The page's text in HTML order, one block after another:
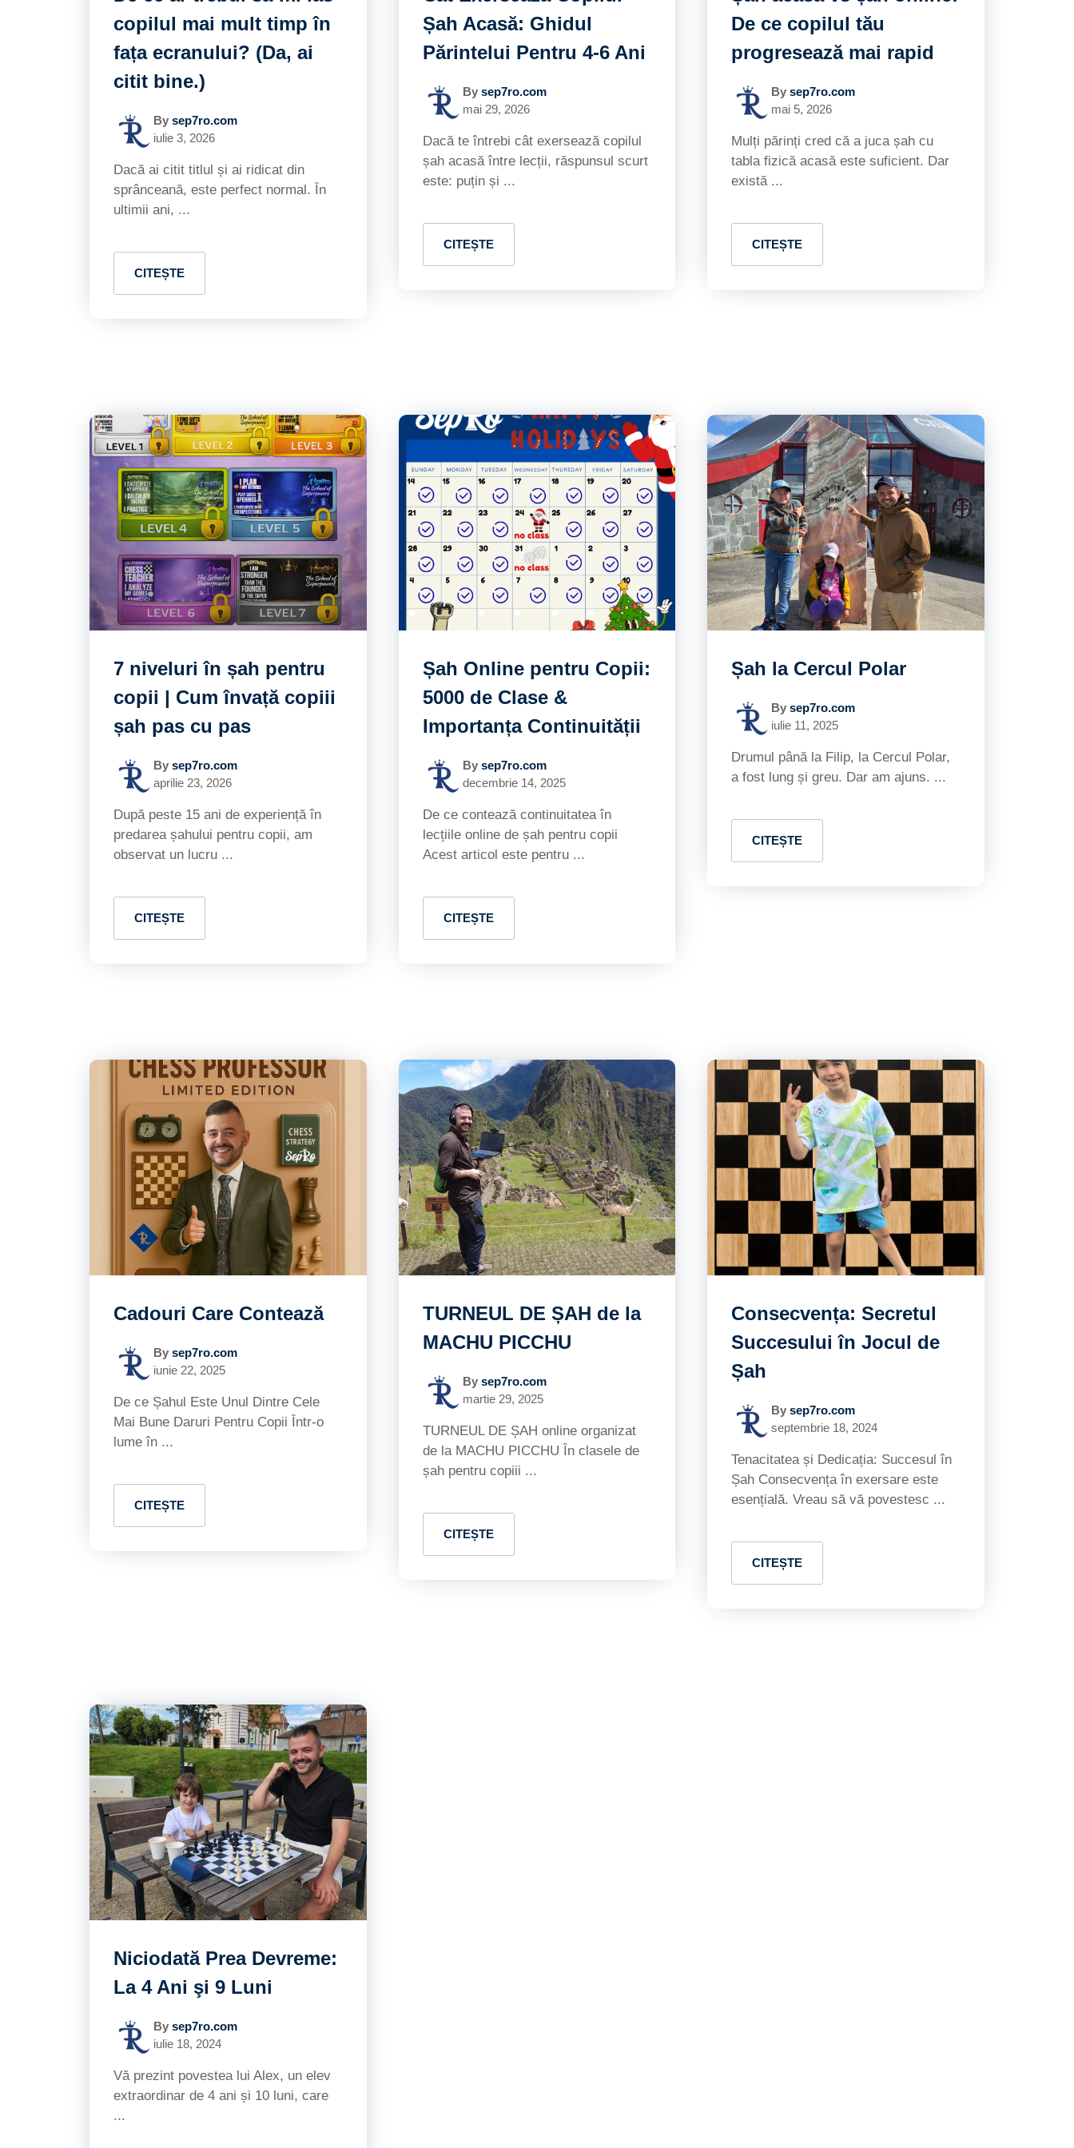
copilul mai mult timp în
fața ecranului? (Da, ai
citit bine.)
By sep7ro.com
iulie 3, 2026
Dacă ai citit titlul și ai ridicat din
sprânceană, este perfect normal. În
ultimii ani, ...
CITEȘTE
Șah Acasă: Ghidul
Părintelui Pentru 4-6 Ani
By sep7ro.com
mai 29, 2026
Dacă te întrebi cât exersează copilul
șah acasă între lecții, răspunsul scurt
este: puțin și ...
CITEȘTE
De ce copilul tău
progresează mai rapid
Bysep7ro.com
mai 5, 2026
Mulți părinți cred că a juca șah cu
tabla fizică acasă este suficient. Dar
există ...
CITEȘTE
7 niveluri în șah pentru
copii | Cum învață copiii
șah pas cu pas
By sep7ro.com
aprilie 23, 2026
După peste 15 ani de experiență în
predarea șahului pentru copii, am
observat un lucru ...
CITEȘTE
Șah Online pentru Copii:
5000 de Clase &
Importanța Continuității
By sep7ro.com
decembrie 14, 2025
De ce contează continuitatea în
lecțiile online de șah pentru copii
Acest articol este pentru ...
CITEȘTE
Șah la Cercul Polar
Bysep7ro.com
iulie 11, 2025
Drumul până la Filip, la Cercul Polar,
a fost lung și greu. Dar am ajuns. ...
CITEȘTE
Cadouri Care Contează
By sep7ro.com
iunie 22, 2025
De ce Șahul Este Unul Dintre Cele
Mai Bune Daruri Pentru Copii Într-o
lume în ...
CITEȘTE
TURNEUL DE ȘAH de la
MACHU PICCHU
By sep7ro.com
martie 29, 2025
TURNEUL DE ȘAH online organizat
de la MACHU PICCHU În clasele de
șah pentru copiii ...
CITEȘTE
Consecvența: Secretul
Succesului în Jocul de
Șah
Bysep7ro.com
septembrie 18, 2024
Tenacitatea și Dedicația: Succesul în
Șah Consecvența în exersare este
esențială. Vreau să vă povestesc ...
CITEȘTE
Niciodată Prea Devreme:
La 4 Ani şi 9 Luni
By sep7ro.com
iulie 18, 2024
Vă prezint povestea lui Alex, un elev
extraordinar de 4 ani și 10 luni, care
...